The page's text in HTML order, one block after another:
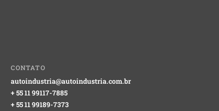
CONTATO
autoindustria@autoindustria.com.br
+ 55 11 99117-7885
+ 55 11 99189-7373